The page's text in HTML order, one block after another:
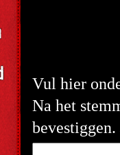
Vul hier
Na het